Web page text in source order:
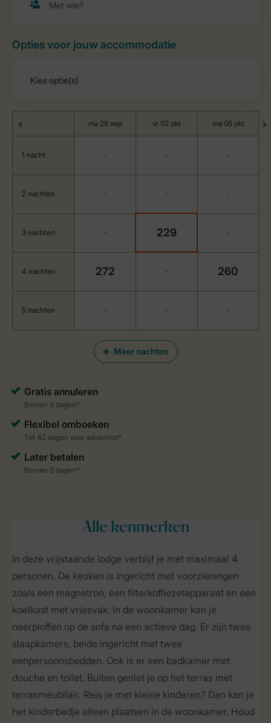
Opties voor jouw accommodatie
Meer nachten
ma 28 sep vr 02 okt ma 05 okt
1 nacht - - -
2 nachten - - -
3 nachten - 229 -
4 nachten 272 - 260
5 nachten - - -
Alle kenmerken
In deze vrijstaande lodge verblijf je met maximaal 4
personen. De keuken is ingericht met voorzieningen
zoals een magnetron, een filterkoffiezetapparaat en een
koelkast met vriesvak. In de woonkamer kan je
neerploffen op de sofa na een actieve dag. Er zijn twee
slaapkamers, beide ingericht met twee
eenpersoonsbedden. Ook is er een badkamer met
douche en toilet. Buiten geniet je op het terras met
terrasmeubilair. Reis je met kleine kinderen? Dan kan je
het kinderbedje alleen plaatsen in de woonkamer. Houd